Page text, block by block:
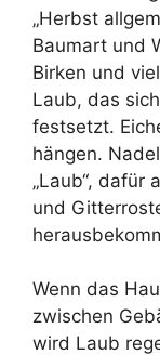
„Herbst
Baumart und
Birken und
Laub, das
festsetzt.
hängen.
„Laub“, dafür
und
Wenn das
zwischen
wird Laub